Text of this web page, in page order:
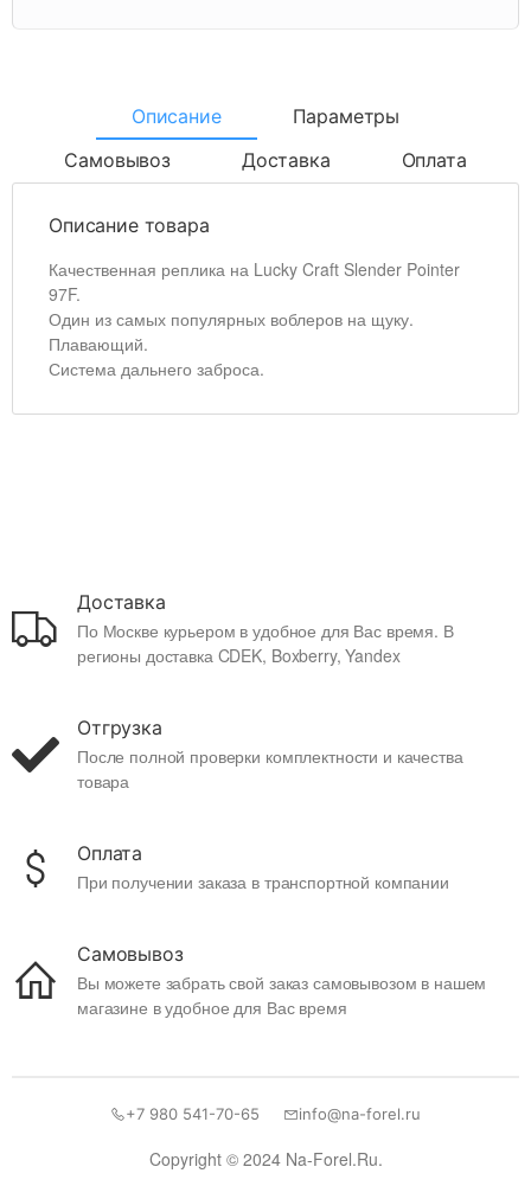
Описание
Параметры
Самовывоз
Доставка Оплата
Описание товара
Качественная реплика на Lucky Craft Slender Pointer
97F.
Один из самых популярных воблеров на щуку.
Плавающий.
Система дальнего заброса.
Доставка
По Москве курьером в удобное для Вас время. В
регионы доставка CDEK, Boxberry, Yandex
Отгрузка
После полной проверки комплектности и качества
товара
Оплата
При получении заказа в транспортной компании
Самовывоз
Вы можете забрать свой заказ самовывозом в нашем
магазине в удобное для Вас время
Copyright © 2024 Na-Forel.Ru.
+7 980 541-70-65 info@na-forel.ru